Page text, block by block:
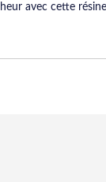
avec cette